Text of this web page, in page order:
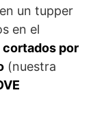
un tupper
en el
cortados por
(nuestra